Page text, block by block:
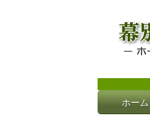
幕
ホール
Skip
to
ホーム